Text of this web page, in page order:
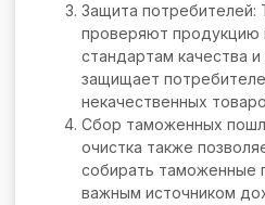
Защита
проверяют продукцию
стандартам качества
защищает
некачественных
Сбор таможенных
очистка также
собирать таможенные
важным источником